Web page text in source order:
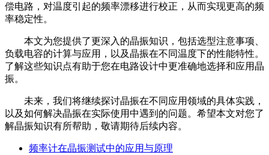
偿电路，对温度引起的频率漂移进行校正，从而实现更高的频
率稳定性。
本文为您提供了更深入的晶振知识，包括选型注意事项、
负载电容的计算与应用，以及晶振在不同温度下的性能特性。
了解这些知识点有助于您在电路设计中更准确地选择和应用晶
振。
未来，我们将继续探讨晶振在不同应用领域的具体实践，
以及如何解决晶振在实际使用中遇到的问题。希望本文对您了
解晶振知识有所帮助，敬请期待后续内容。
频率计在晶振测试中的应用与原理